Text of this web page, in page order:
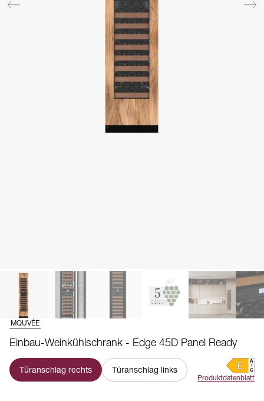
MQUVÉE
Einbau-Weinkühlschrank - Edge 45D Panel Ready
Türanschlag rechts Türanschlag links
Produktdatenblatt